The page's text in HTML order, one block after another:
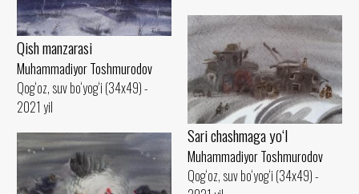
Qish manzarasi
Muhammadiyor Toshmurodov
Qog‘oz, suv bo‘yog‘i (34x49) -
2021 yil
Sari chashmaga yo‘l
Muhammadiyor Toshmurodov
Qog‘oz, suv bo‘yog‘i (34x49) -